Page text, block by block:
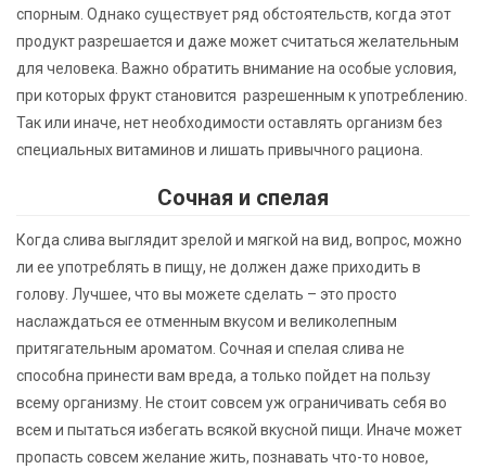
спорным. Однако существует ряд обстоятельств, когда этот
продукт разрешается и даже может считаться желательным
для человека. Важно обратить внимание на особые условия,
при которых фрукт становится разрешенным к употреблению.
Так или иначе, нет необходимости оставлять организм без
специальных витаминов и лишать привычного рациона.
Сочная и спелая
Когда слива выглядит зрелой и мягкой на вид, вопрос, можно
ли ее употреблять в пищу, не должен даже приходить в
голову. Лучшее, что вы можете сделать – это просто
наслаждаться ее отменным вкусом и великолепным
притягательным ароматом. Сочная и спелая слива не
способна принести вам вреда, а только пойдет на пользу
всему организму. Не стоит совсем уж ограничивать себя во
всем и пытаться избегать всякой вкусной пищи. Иначе может
пропасть совсем желание жить, познавать что-то новое,